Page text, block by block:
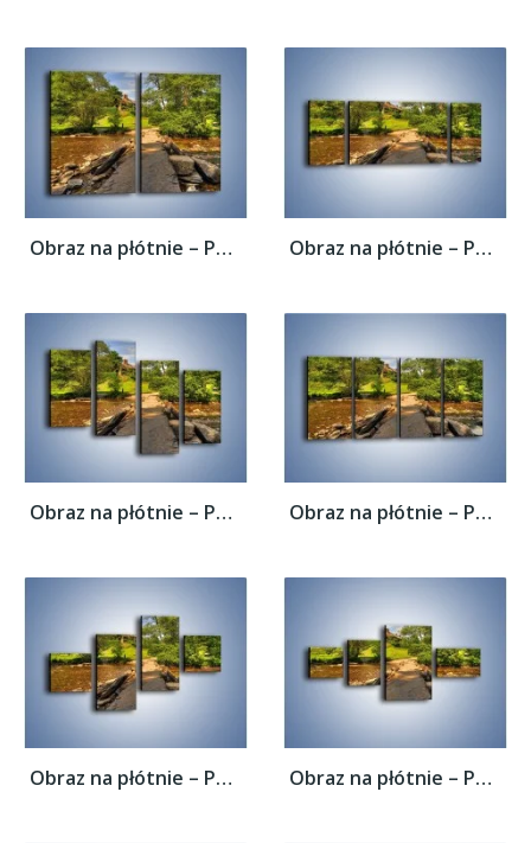
Obraz na płótnie – Powrót do rodzinnego... Obraz na płótnie – Powrót do rodzinnego...
Obraz na płótnie – Powrót do rodzinnego... Obraz na płótnie – Powrót do rodzinnego...
Obraz na płótnie – Powrót do rodzinnego... Obraz na płótnie – Powrót do rodzinnego...